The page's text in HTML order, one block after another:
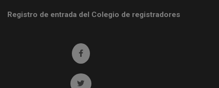
Registro de entrada del Colegio de registradores
Ir a facebook (abre en ventana nueva)
Ir a twitter (abre en ventana nueva)